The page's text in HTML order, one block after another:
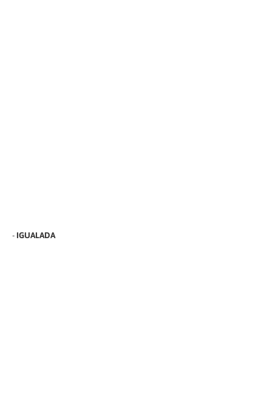
- IGUALADA